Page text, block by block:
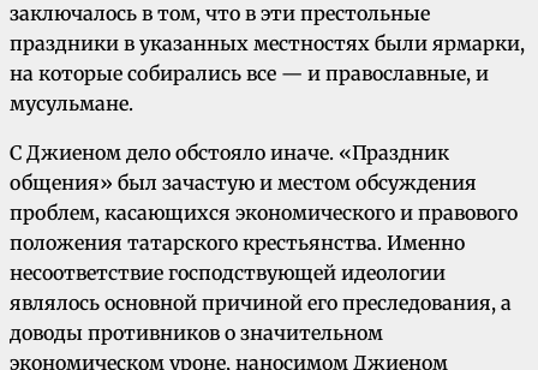
заключалось в том, что в эти престольные
праздники в указанных местностях были ярмарки,
на которые собирались все — и православные, и
мусульмане.
С Джиеном дело обстояло иначе. «Праздник
общения» был зачастую и местом обсуждения
проблем, касающихся экономического и правового
положения татарского крестьянства. Именно
несоответствие господствующей идеологии
являлось основной причиной его преследования, а
доводы противников о значительном
экономическом уроне, наносимом Джиеном